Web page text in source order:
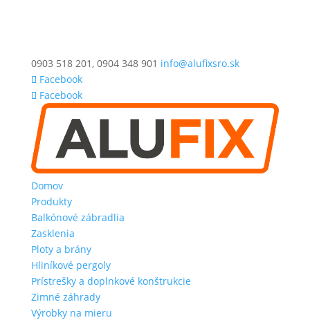
0903 518 201, 0904 348 901 info@alufixsro.sk
Facebook
Facebook
Domov
Produkty
Balkónové zábradlia
Zasklenia
Ploty a brány
Hliníkové pergoly
Prístrešky a doplnkové konštrukcie
Zimné záhrady
Výrobky na mieru